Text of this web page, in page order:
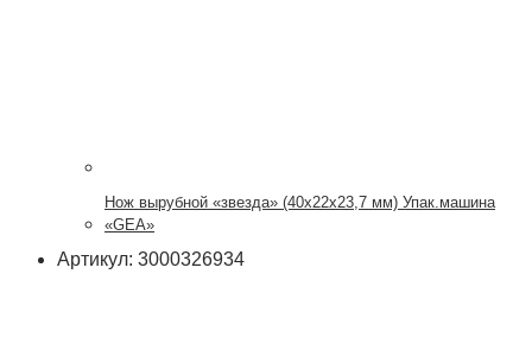
Нож вырубной «звезда» (40х22х23,7 мм) Упак.машина
«GEA»
Артикул: 3000326934